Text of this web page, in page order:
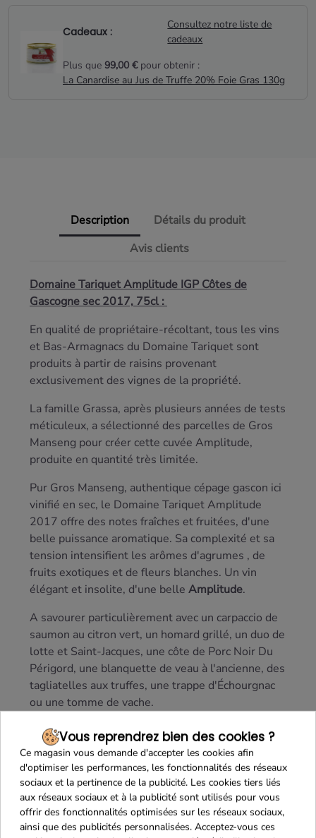
Cadeaux :
Consultez notre liste de
cadeaux
Plus que 99,00 €pour obtenir :
La Canardise au Jus de Truffe 20% Foie Gras 130g
Description
Détails du produit
Avis clients
Domaine Tariquet Amplitude IGP Côtes de
Gascogne sec 2017, 75cl :
En qualité de propriétaire-récoltant, tous les vins
et Bas-Armagnacs du Domaine Tariquet sont
produits à partir de raisins provenant
exclusivement des vignes de la propriété.
La famille Grassa, après plusieurs années de tests
méticuleux, a sélectionné des parcelles de Gros
Manseng pour créer cette cuvée Amplitude,
produite en quantité très limitée.
Pur Gros Manseng, authentique cépage gascon ici
vinifié en sec, le Domaine Tariquet Amplitude
2017 offre des notes fraîches et fruitées, d'une
belle puissance aromatique. Sa complexité et sa
tension intensifient les arômes d'agrumes , de
fruits exotiques et de fleurs blanches. Un vin
élégant et insolite, d'une belle Amplitude.
A savourer particulièrement avec un carpaccio de
saumon au citron vert, un homard grillé, un duo de
lotte et Saint-Jacques, une côte de Porc Noir Du
Périgord, une blanquette de veau à l'ancienne, des
tagliatelles aux truffes, une trappe d'Échourgnac
ou une tomme de vache.
Vous reprendrez bien des cookies ?
Ce magasin vous demande d'accepter les cookies afin
d'optimiser les performances, les fonctionnalités des réseaux
sociaux et la pertinence de la publicité. Les cookies tiers liés
aux réseaux sociaux et à la publicité sont utilisés pour vous
offrir des fonctionnalités optimisées sur les réseaux sociaux,
ainsi que des publicités personnalisées. Acceptez-vous ces